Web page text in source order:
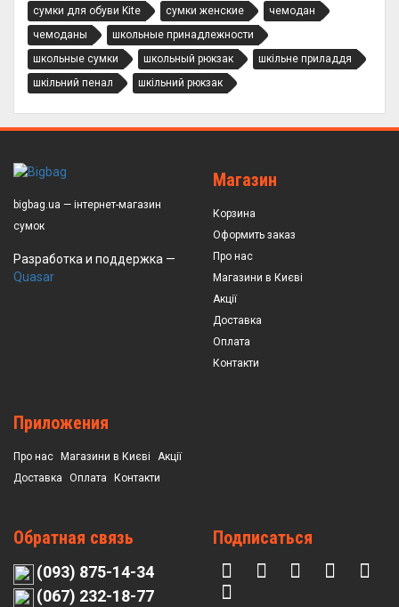
сумки для обуви Kite
сумки женские
чемодан
чемоданы
школьные принадлежности
школьные сумки
школьный рюкзак
шкільне приладдя
шкільний пенал
шкільний рюкзак
bigbag.ua — інтернет-магазин
сумок
Разработка и поддержка —
Quasar
Магазин
Корзина
Оформить заказ
Про нас
Магазини в Києві
Акції
Доставка
Оплата
Контакти
Приложения
Про нас Магазини в Києві
Акції
Доставка
Оплата Контакти
Обратная связь
(093) 875-14-34
(067) 232-18-77
Подписаться